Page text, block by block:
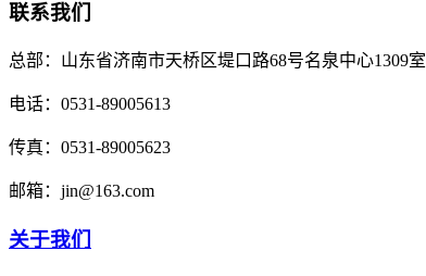
联系我们
总部： 山东省济南市天桥区堤口路68号名泉中心1309室
电话： 0531-89005613
传真： 0531-89005623
邮箱： jin@163.com
关于我们